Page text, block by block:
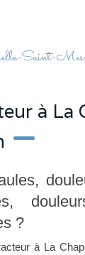
Saint-
à La
?
à La